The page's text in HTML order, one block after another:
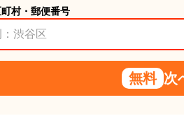
村・郵便番号
無料 次